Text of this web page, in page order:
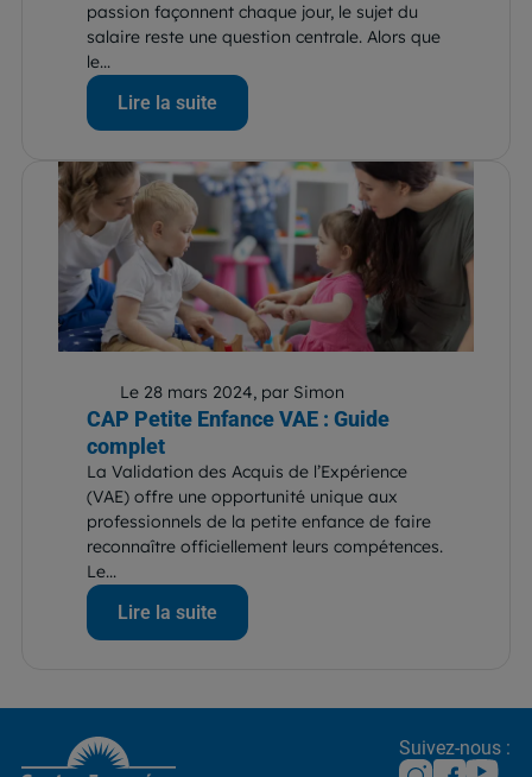
passion façonnent chaque jour, le sujet du
salaire reste une question centrale. Alors que
le...
Lire la suite
Le 28 mars 2024, par Simon
CAP Petite Enfance VAE : Guide
complet
La Validation des Acquis de l’Expérience
(VAE) offre une opportunité unique aux
professionnels de la petite enfance de faire
reconnaître officiellement leurs compétences.
Le...
Lire la suite
Suivez-nous :